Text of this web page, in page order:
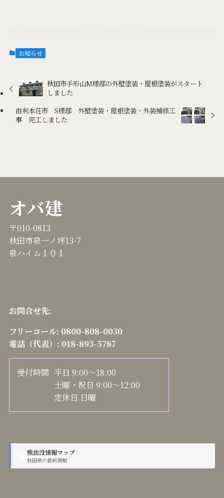
お知らせ
秋田市手形山M様邸の外壁塗装・屋根塗装がスタート
しました
由利本荘市 S様邸 外壁塗装・屋根塗装・外装補修工
事 完工しました
オバ建
〒010-0813
秋田市泉一ノ坪13-7
泉ハイム１０１
お問合せ先:
フリーコール: 0800-808-0030
電話（代表）: 018-893-5787
受付時間 平日 9:00～18:00
土曜・祝日 9:00～12:00
定休日 日曜
熊出没情報マップ
秋田県の最新情報